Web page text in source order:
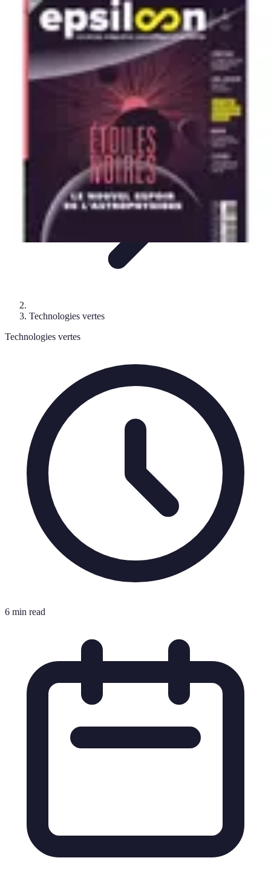
Avenir Écologique
Entreprises et ÉcologieUrbanisme DurableBiodiversité et Espaces
Jardinage DurableEngagement citoyen
Avenir Écologique
Technologies vertes
Technologies vertes
6 min read